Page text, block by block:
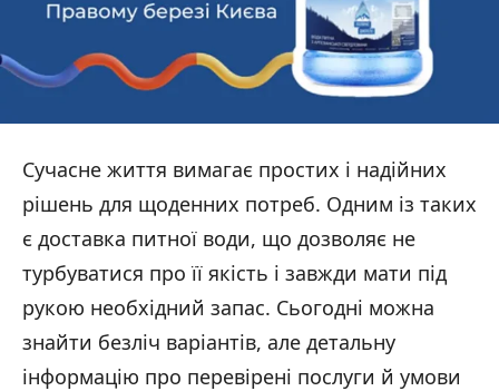
Сучасне життя вимагає простих і надійних
рішень для щоденних потреб. Одним із таких
є доставка питної води, що дозволяє не
турбуватися про її якість і завжди мати під
рукою необхідний запас. Сьогодні можна
знайти безліч варіантів, але детальну
інформацію про перевірені послуги й умови